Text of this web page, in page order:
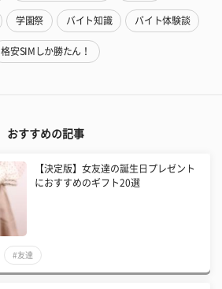
学園祭 バイト知識 バイト体験談
格安SIMしか勝たん！
おすすめの記事
【決定版】女友達の誕生日プレゼント
におすすめのギフト20選
#友達